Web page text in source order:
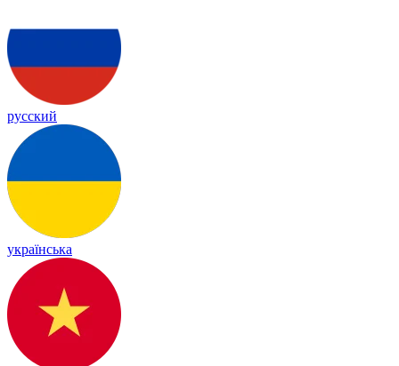
русский
українська